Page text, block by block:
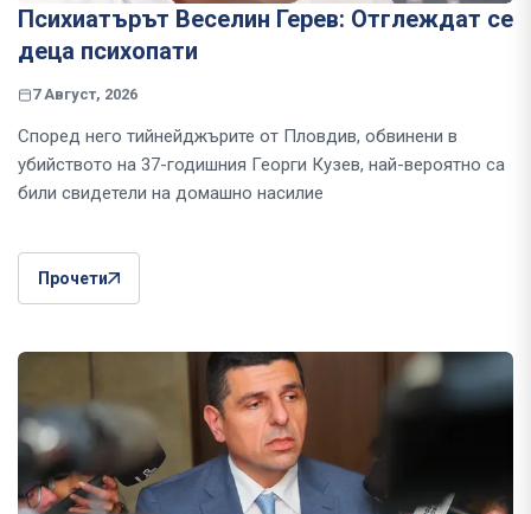
Психиатърът Веселин Герев: Отглеждат се
деца психопати
7 Август, 2026
Според него тийнейджърите от Пловдив, обвинени в
убийството на 37-годишния Георги Кузев, най-вероятно са
били свидетели на домашно насилие
Прочети